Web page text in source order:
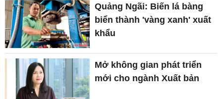
Quảng Ngãi: Biến lá bàng
biển thành 'vàng xanh' xuất
khẩu
Mở không gian phát triển
mới cho ngành Xuất bản